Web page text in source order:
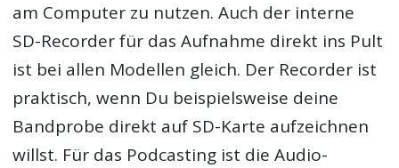
am Computer zu nutzen. Auch der interne
SD-Recorder für das Aufnahme direkt ins Pult
ist bei allen Modellen gleich. Der Recorder ist
praktisch, wenn Du beispielsweise deine
Bandprobe direkt auf SD-Karte aufzeichnen
willst. Für das Podcasting ist die Audio-